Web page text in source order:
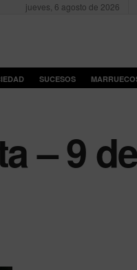
jueves, 6 agosto de 2026
SUCESOS
– 9